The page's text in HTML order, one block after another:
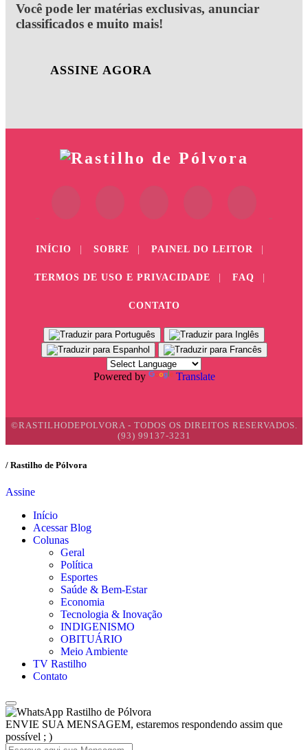
Você pode ler matérias exclusivas, anunciar
classificados e muito mais!
ASSINE AGORA
INÍCIO SOBRE PAINEL DO LEITOR
TERMOS DE USO E PRIVACIDADE FAQ
CONTATO
Powered by Translate
©RASTILHODEPOLVORA - TODOS OS DIREITOS RESERVADOS.
(93) 99137-3231
/ Rastilho de Pólvora
Assine
Início
Acessar Blog
Colunas
Geral
Política
Esportes
Saúde & Bem-Estar
Economia
Tecnologia & Inovação
INDIGENISMO
OBITUÁRIO
Meio Ambiente
TV Rastilho
Contato
Rastilho de Pólvora
ENVIE SUA MENSAGEM, estaremos respondendo assim que
possível ; )